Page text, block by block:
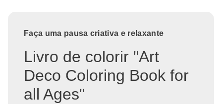
Faça uma pausa criativa e relaxante
Livro de colorir "Art
Deco Coloring Book for
all Ages"